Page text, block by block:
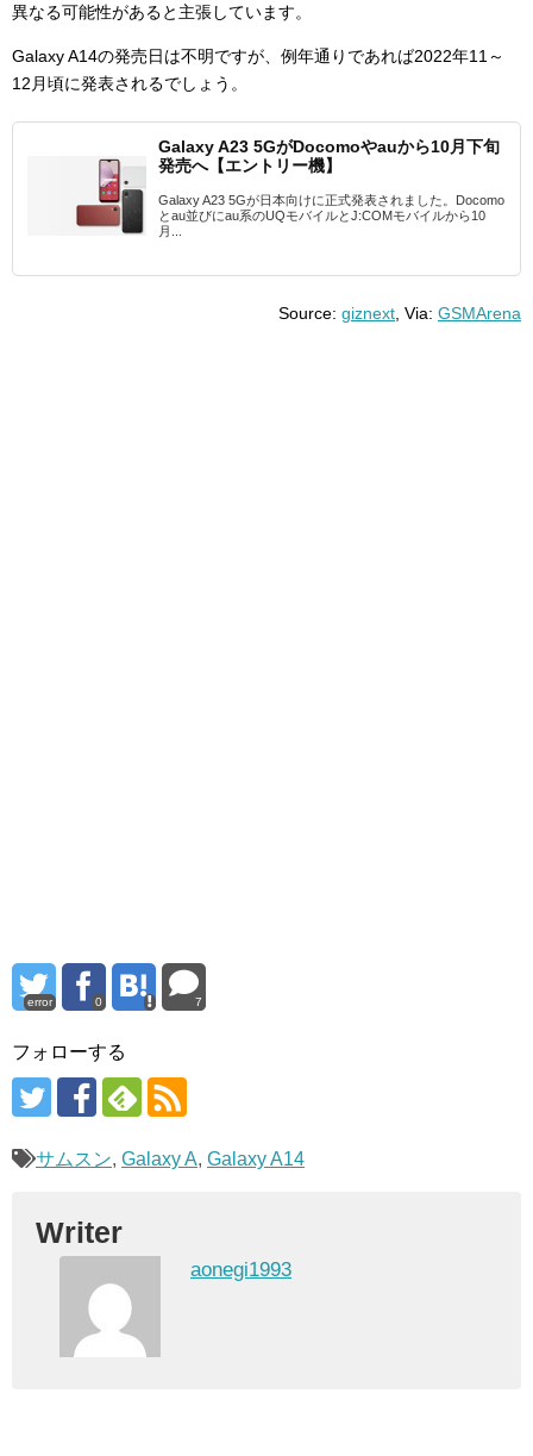
異なる可能性があると主張しています。
Galaxy A14の発売日は不明ですが、例年通りであれば2022年11～
12月頃に発表されるでしょう。
Galaxy A23 5GがDocomoやauから10月下旬
発売へ【エントリー機】
Galaxy A23 5Gが日本向けに正式発表されました。Docomo
とau並びにau系のUQモバイルとJ:COMモバイルから10
月...
Source: giznext , Via: GSMArena
error 0 7
フォローする
サムスン, Galaxy A, Galaxy A14
Writer
aonegi1993